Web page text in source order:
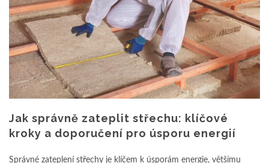
Jak správně zateplit střechu: klíčové
kroky a doporučení pro úsporu energií
Správné zateplení střechy je klíčem k úsporám energie, většímu